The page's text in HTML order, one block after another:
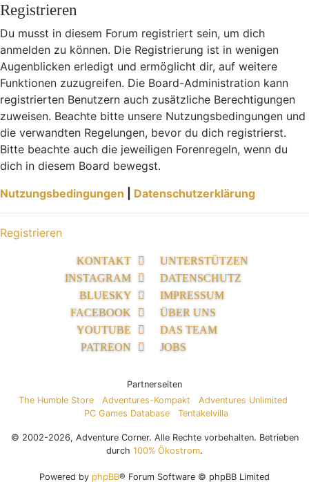
Registrieren
Du musst in diesem Forum registriert sein, um dich
anmelden zu können. Die Registrierung ist in wenigen
Augenblicken erledigt und ermöglicht dir, auf weitere
Funktionen zuzugreifen. Die Board-Administration kann
registrierten Benutzern auch zusätzliche Berechtigungen
zuweisen. Beachte bitte unsere Nutzungsbedingungen und
die verwandten Regelungen, bevor du dich registrierst.
Bitte beachte auch die jeweiligen Forenregeln, wenn du
dich in diesem Board bewegst.
Nutzungsbedingungen
Datenschutzerklärung
Registrieren
KONTAKT
INSTAGRAM
BLUESKY
FACEBOOK
YOUTUBE
PATREON
UNTERSTÜTZEN
DATENSCHUTZ
IMPRESSUM
ÜBER UNS
DAS TEAM
JOBS
Partnerseiten
The Humble Store
Adventures-Kompakt
Adventures Unlimited
PC Games Database
Tentakelvilla
© 2002-2026, Adventure Corner. Alle Rechte vorbehalten. Betrieben
durch 100% Ökostrom.
Powered by phpBB® Forum Software © phpBB Limited